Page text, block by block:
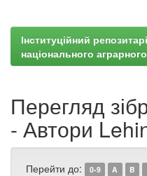
Інституційний
національного
Перегляд
- Автори
Перейти до: 0-9 A B